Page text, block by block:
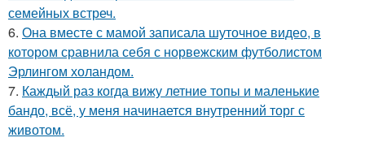
семейных встреч.
6. Она вместе с мамой записала шуточное видео, в
котором сравнила себя с норвежским футболистом
Эрлингом холандом.
7. Каждый раз когда вижу летние топы и маленькие
бандо, всё, у меня начинается внутренний торг с
животом.